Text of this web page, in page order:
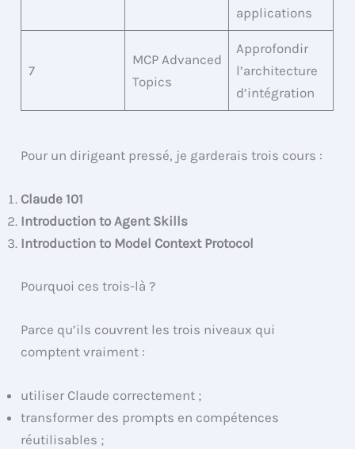
applications
7
MCP Advanced
Topics
Approfondir
l’architecture
d’intégration
Pour un dirigeant pressé, je garderais trois cours :
Claude 101
Introduction to Agent Skills
Introduction to Model Context Protocol
Pourquoi ces trois-là ?
Parce qu’ils couvrent les trois niveaux qui
comptent vraiment :
utiliser Claude correctement ;
transformer des prompts en compétences
réutilisables ;